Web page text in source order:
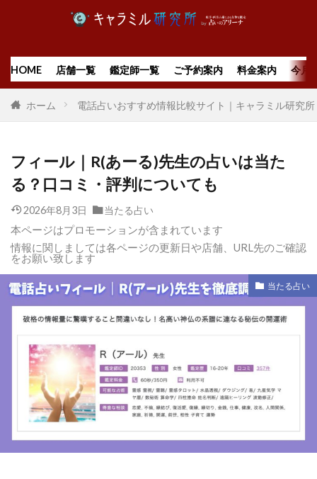
HOME 店舗一覧 鑑定師一覧 ご予約案内 料金案内 今月
ホーム 電話占いおすすめ情報比較サイト｜キャラミル研究所
フィール｜R(あーる)先生の占いは当た
る？口コミ・評判についても
2026年8月3日 当たる占い
本ページはプロモーションが含まれています
情報に関しましては各ページの更新日や店舗、URL先のご確認
をお願い致します
当たる占い